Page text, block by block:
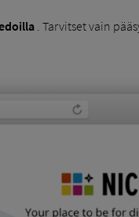
. Tarvitset vain